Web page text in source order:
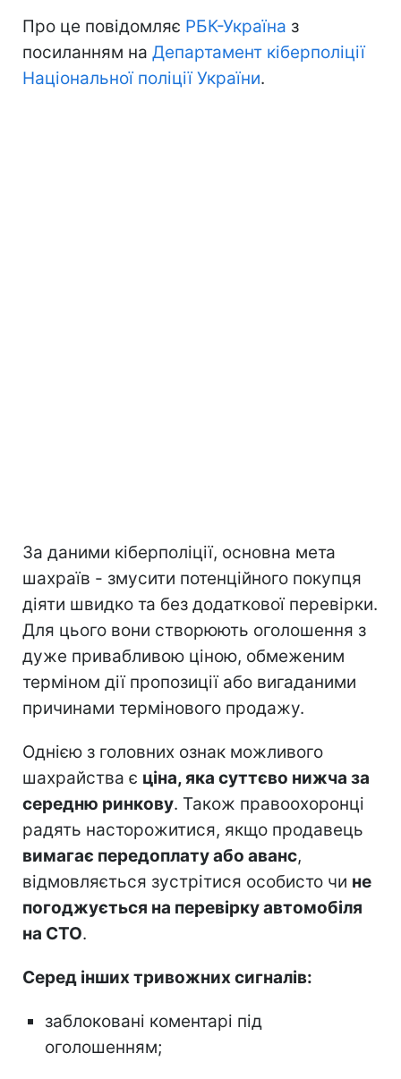
Про це повідомляє РБК-Україна з
посиланням на Департамент кіберполіції
Національної поліції України.
За даними кіберполіції, основна мета
шахраїв - змусити потенційного покупця
діяти швидко та без додаткової перевірки.
Для цього вони створюють оголошення з
дуже привабливою ціною, обмеженим
терміном дії пропозиції або вигаданими
причинами термінового продажу.
Однією з головних ознак можливого
шахрайства є ціна, яка суттєво нижча за
середню ринкову. Також правоохоронці
радять насторожитися, якщо продавець
вимагає передоплату або аванс,
відмовляється зустрітися особисто чи не
погоджується на перевірку автомобіля
на СТО.
Серед інших тривожних сигналів:
заблоковані коментарі під
оголошенням;